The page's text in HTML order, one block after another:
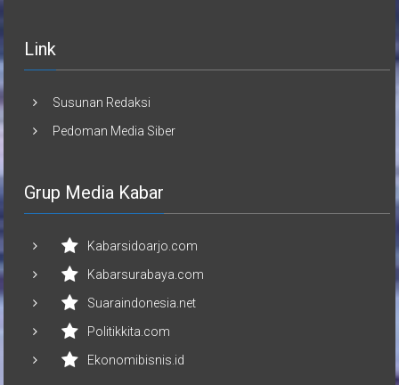
Link
Susunan Redaksi
Pedoman Media Siber
Grup Media Kabar
Kabarsidoarjo.com
Kabarsurabaya.com
Suaraindonesia.net
Politikkita.com
Ekonomibisnis.id